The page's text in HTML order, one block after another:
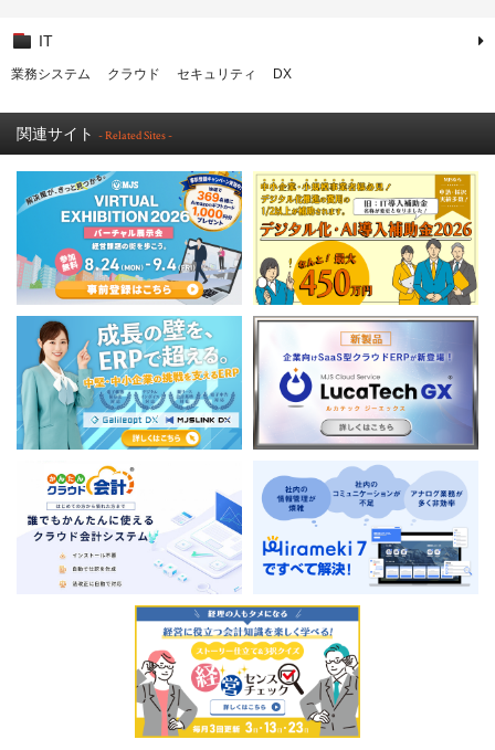
IT
業務システム クラウド セキュリティ DX
関連サイト - Related Sites -